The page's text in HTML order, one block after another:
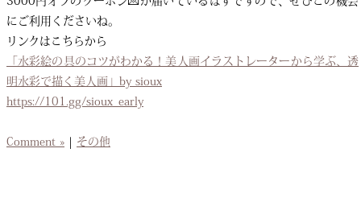
にご利用くださいね。
リンクはこちらから
「水彩絵の具のコツがわかる！美人画イラストレーターから学ぶ、透
明水彩で描く美人画」by sioux
https://101.gg/sioux_early
Comment » | その他